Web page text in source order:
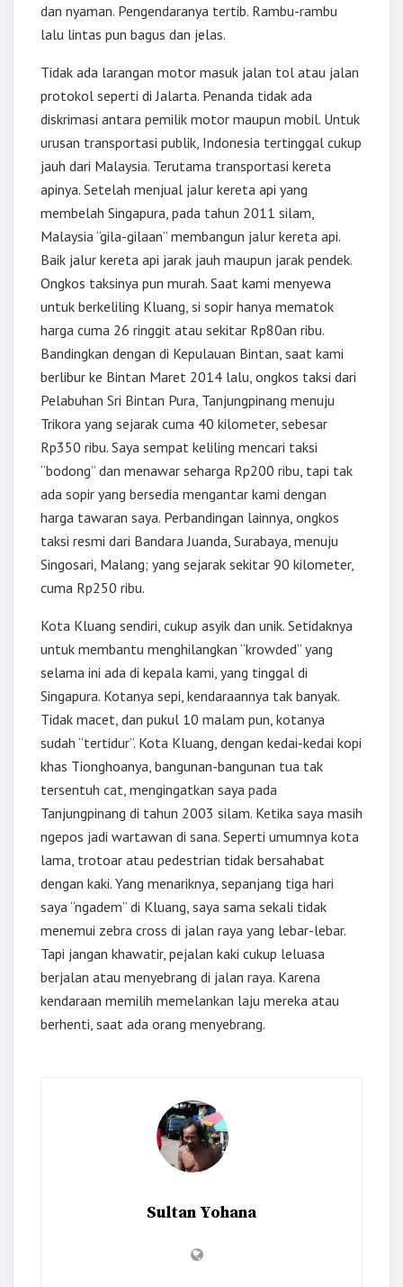
dan nyaman. Pengendaranya tertib. Rambu-rambu
lalu lintas pun bagus dan jelas.
Tidak ada larangan motor masuk jalan tol atau jalan
protokol seperti di Jalarta. Penanda tidak ada
diskrimasi antara pemilik motor maupun mobil. Untuk
urusan transportasi publik, Indonesia tertinggal cukup
jauh dari Malaysia. Terutama transportasi kereta
apinya. Setelah menjual jalur kereta api yang
membelah Singapura, pada tahun 2011 silam,
Malaysia “gila-gilaan” membangun jalur kereta api.
Baik jalur kereta api jarak jauh maupun jarak pendek.
Ongkos taksinya pun murah. Saat kami menyewa
untuk berkeliling Kluang, si sopir hanya mematok
harga cuma 26 ringgit atau sekitar Rp80an ribu.
Bandingkan dengan di Kepulauan Bintan, saat kami
berlibur ke Bintan Maret 2014 lalu, ongkos taksi dari
Pelabuhan Sri Bintan Pura, Tanjungpinang menuju
Trikora yang sejarak cuma 40 kilometer, sebesar
Rp350 ribu. Saya sempat keliling mencari taksi
“bodong” dan menawar seharga Rp200 ribu, tapi tak
ada sopir yang bersedia mengantar kami dengan
harga tawaran saya. Perbandingan lainnya, ongkos
taksi resmi dari Bandara Juanda, Surabaya, menuju
Singosari, Malang; yang sejarak sekitar 90 kilometer,
cuma Rp250 ribu.
Kota Kluang sendiri, cukup asyik dan unik. Setidaknya
untuk membantu menghilangkan “krowded” yang
selama ini ada di kepala kami, yang tinggal di
Singapura. Kotanya sepi, kendaraannya tak banyak.
Tidak macet, dan pukul 10 malam pun, kotanya
sudah “tertidur”. Kota Kluang, dengan kedai-kedai kopi
khas Tionghoanya, bangunan-bangunan tua tak
tersentuh cat, mengingatkan saya pada
Tanjungpinang di tahun 2003 silam. Ketika saya masih
ngepos jadi wartawan di sana. Seperti umumnya kota
lama, trotoar atau pedestrian tidak bersahabat
dengan kaki. Yang menariknya, sepanjang tiga hari
saya “ngadem” di Kluang, saya sama sekali tidak
menemui zebra cross di jalan raya yang lebar-lebar.
Tapi jangan khawatir, pejalan kaki cukup leluasa
berjalan atau menyebrang di jalan raya. Karena
kendaraan memilih memelankan laju mereka atau
berhenti, saat ada orang menyebrang.
Sultan Yohana